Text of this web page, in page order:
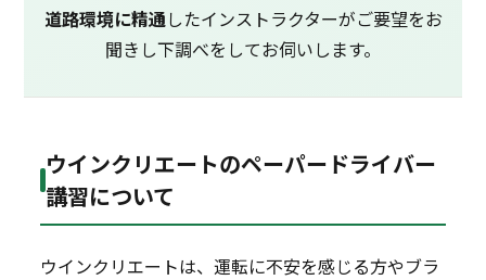
道路環境に精通したインストラクターがご要望をお
聞きし下調べをしてお伺いします。
ウインクリエートのペーパードライバー
講習について
ウインクリエートは、運転に不安を感じる方やブラ